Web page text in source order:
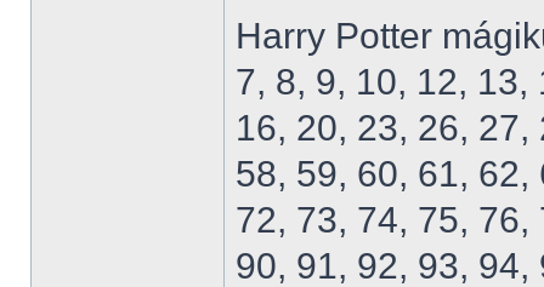
Harry Potter
7, 8, 9, 10, 12, 13,
16, 20, 23, 26,
58, 59, 60, 61,
72, 73, 74, 75,
90, 91, 92, 93,